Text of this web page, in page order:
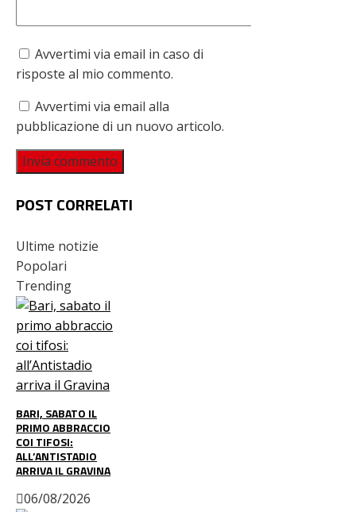
Avvertimi via email in caso di
risposte al mio commento.
Avvertimi via email alla
pubblicazione di un nuovo articolo.
POST CORRELATI
Ultime notizie
Popolari
Trending
BARI, SABATO IL
PRIMO ABBRACCIO
COI TIFOSI:
ALL’ANTISTADIO
ARRIVA IL GRAVINA
06/08/2026